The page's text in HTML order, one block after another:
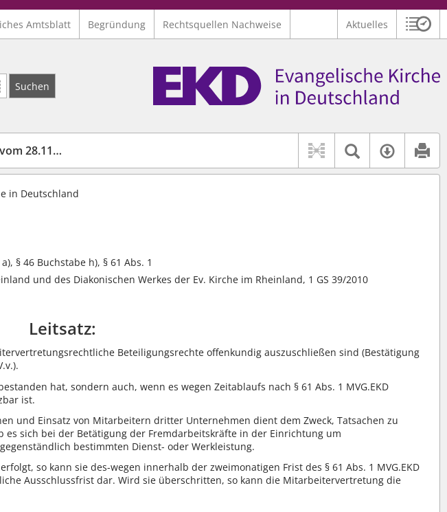
Amtsblatt Begründung Rechtsquellen Nachweise Aktuelles
Platzhalter "*", Bsp. Pfarrer*, findet auch: "Pfarrerinitiative" oder "Pfarrerausschuss".
finden Sie in unserer Hilfe.
Suchen
Textsuche
in Deutschland
§ 46 Buchstabe h), § 61 Abs. 1
und des Diakonischen Werkes der Ev. Kirche im Rheinland, 1 GS 39/2010
Leitsatz:
Beteiligungsrechte offenkundig auszuschließen sind (Bestätigung
hat, sondern auch, wenn es wegen Zeitablaufs nach § 61 Abs. 1 MVG.EKD
ist.
und Einsatz von Mitarbeitern dritter Unternehmen dient dem Zweck, Tatsachen zu
sich bei der Betätigung der Fremdarbeitskräfte in der Einrichtung um
bestimmten Dienst- oder Werkleistung.
so kann sie des-wegen innerhalb der zweimonatigen Frist des § 61 Abs. 1 MVG.EKD
Ausschlussfrist dar. Wird sie überschritten, so kann die Mitarbeitervertretung die